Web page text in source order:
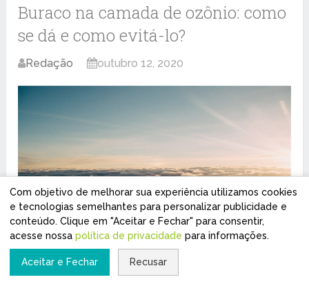
Buraco na camada de ozônio: como
se dá e como evitá-lo?
Redação outubro 12, 2020
Com objetivo de melhorar sua experiência utilizamos cookies
e tecnologias semelhantes para personalizar publicidade e
conteúdo. Clique em "Aceitar e Fechar" para consentir,
acesse nossa política de privacidade para informações.
Aceitar e Fechar Recusar